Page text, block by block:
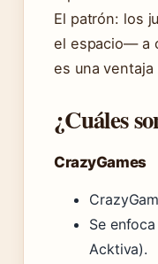
El patrón: los
el espacio— a
es una ventaja
¿Cuáles
CrazyGames
Se
Acktiva).